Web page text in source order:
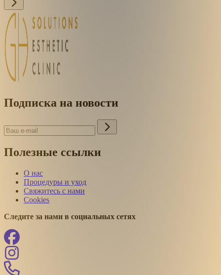
Подписка на новости
Полезные ссылки
О нас
Процедуры и уход
Свяжитесь с нами
Cookies
Следите за нами в социальных сетях